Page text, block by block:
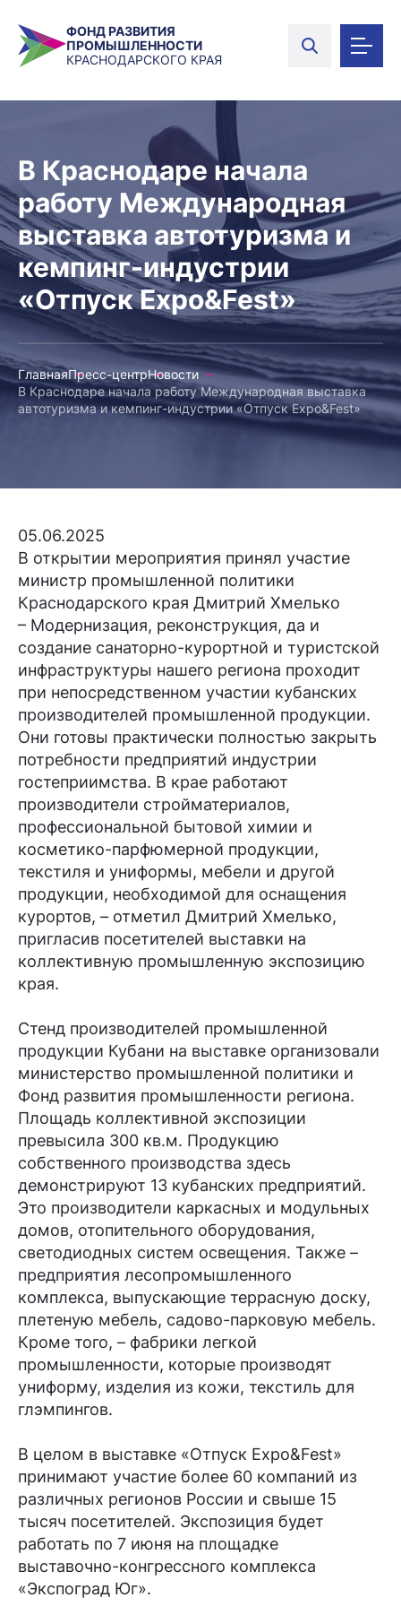
ФОНД РАЗВИТИЯ
ПРОМЫШЛЕННОСТИ
КРАСНОДАРСКОГО КРАЯ
В Краснодаре начала
работу Международная
выставка автотуризма и
кемпинг-индустрии
«Отпуск Expo&Fest»
ГлавнаяПресс-центрНовости
В Краснодаре начала работу Международная выставка
автотуризма и кемпинг-индустрии «Отпуск Expo&Fest»
05.06.2025
В открытии мероприятия принял участие
министр промышленной политики
Краснодарского края Дмитрий Хмелько
– Модернизация, реконструкция, да и
создание санаторно-курортной и туристской
инфраструктуры нашего региона проходит
при непосредственном участии кубанских
производителей промышленной продукции.
Они готовы практически полностью закрыть
потребности предприятий индустрии
гостеприимства. В крае работают
производители стройматериалов,
профессиональной бытовой химии и
косметико-парфюмерной продукции,
текстиля и униформы, мебели и другой
продукции, необходимой для оснащения
курортов, – отметил Дмитрий Хмелько,
пригласив посетителей выставки на
коллективную промышленную экспозицию
края.
Стенд производителей промышленной
продукции Кубани на выставке организовали
министерство промышленной политики и
Фонд развития промышленности региона.
Площадь коллективной экспозиции
превысила 300 кв.м. Продукцию
собственного производства здесь
демонстрируют 13 кубанских предприятий.
Это производители каркасных и модульных
домов, отопительного оборудования,
светодиодных систем освещения. Также –
предприятия лесопромышленного
комплекса, выпускающие террасную доску,
плетеную мебель, садово-парковую мебель.
Кроме того, – фабрики легкой
промышленности, которые производят
униформу, изделия из кожи, текстиль для
глэмпингов.
В целом в выставке «Отпуск Expo&Fest»
принимают участие более 60 компаний из
различных регионов России и свыше 15
тысяч посетителей. Экспозиция будет
работать по 7 июня на площадке
выставочно-конгрессного комплекса
«Экспоград Юг».